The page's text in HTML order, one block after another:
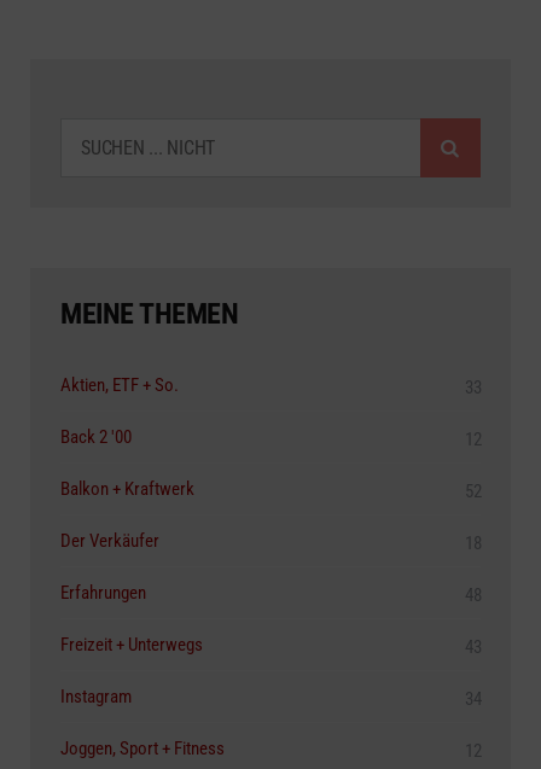
MEINE THEMEN
Aktien, ETF + So. 33
Back 2 '00 12
Balkon + Kraftwerk 52
Der Verkäufer 18
Erfahrungen 48
Freizeit + Unterwegs 43
Instagram 34
Joggen, Sport + Fitness 12